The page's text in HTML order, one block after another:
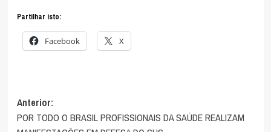
Partilhar isto:
Facebook X
Navegação
de
Anterior:
POR TODO O BRASIL PROFISSIONAIS DA SAÚDE REALIZAM